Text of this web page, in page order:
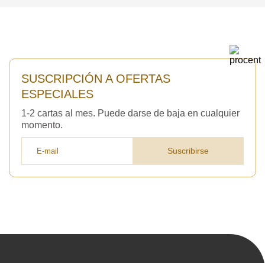
SUSCRIPCIÓN A OFERTAS
ESPECIALES
1-2 cartas al mes. Puede darse de baja en cualquier
momento.
Suscribirse